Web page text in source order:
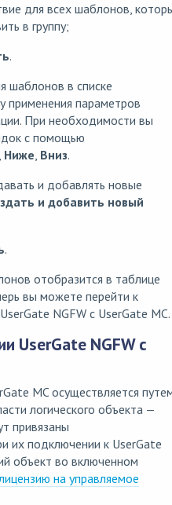
для всех шаблонов,
в группу;
.
шаблонов в списке
применения параметров
При необходимости вы
с помощью
, Ниже, Вниз.
и добавлять новые
и добавить новый
.
отобразится в таблице
вы можете перейти к
NGFW с UserGate MC.
UserGate NGFW с
MC осуществляется
логического объекта —
привязаны
их подключении к UserGate
объект во включенном
на управляемое